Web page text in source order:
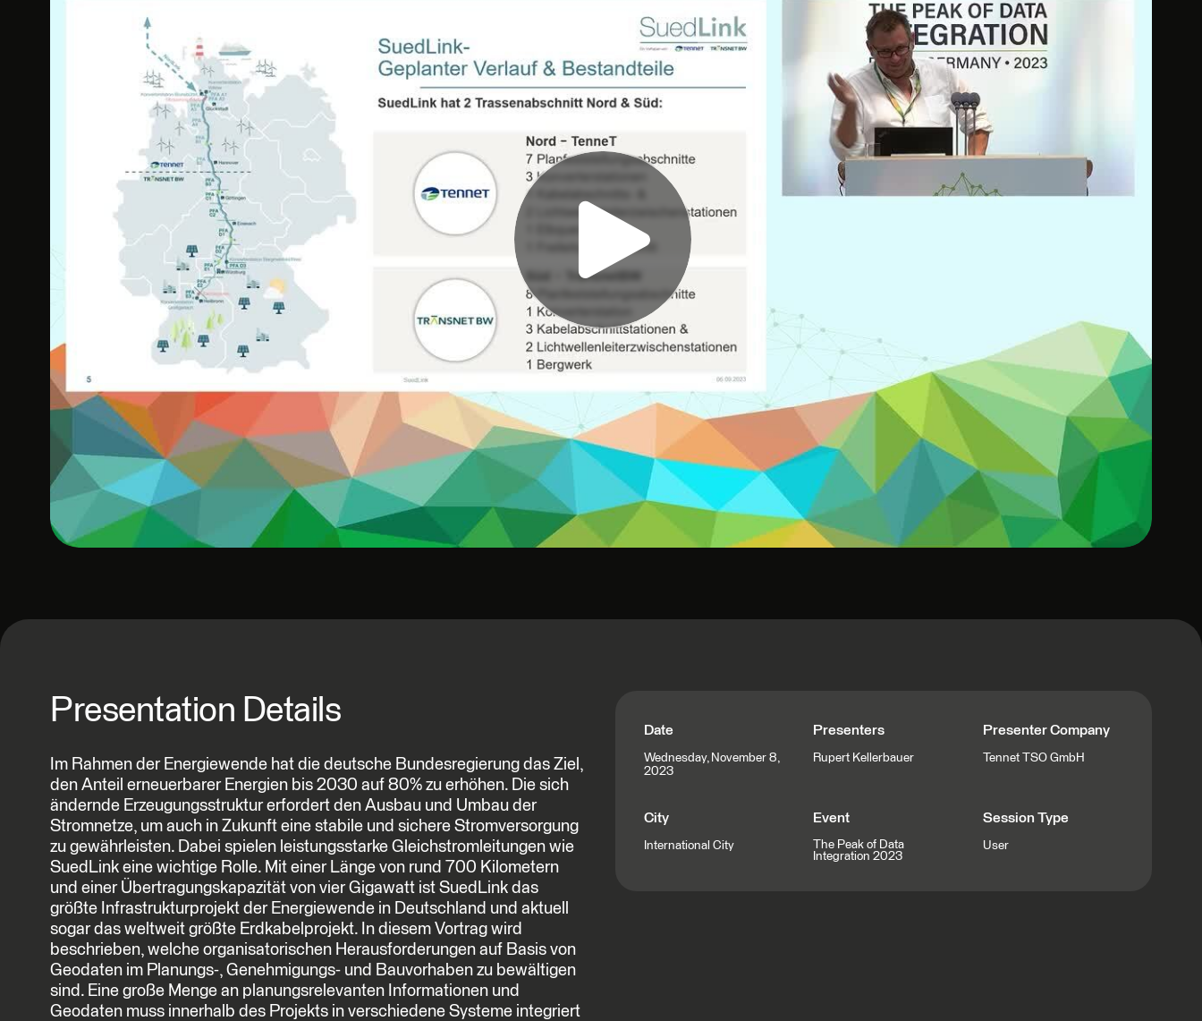
Date
Wednesday, November 8,
2023
Presenters
Rupert Kellerbauer
Presenter Company
Tennet TSO GmbH
City
International City
Event
The Peak of Data
Integration 2023
Session Type
User
Presentation Details
Im Rahmen der Energiewende hat die deutsche Bundesregierung das Ziel,
den Anteil erneuerbarer Energien bis 2030 auf 80% zu erhöhen. Die sich
ändernde Erzeugungsstruktur erfordert den Ausbau und Umbau der
Stromnetze, um auch in Zukunft eine stabile und sichere Stromversorgung
zu gewährleisten. Dabei spielen leistungsstarke Gleichstromleitungen wie
SuedLink eine wichtige Rolle. Mit einer Länge von rund 700 Kilometern
und einer Übertragungskapazität von vier Gigawatt ist SuedLink das
größte Infrastrukturprojekt der Energiewende in Deutschland und aktuell
sogar das weltweit größte Erdkabelprojekt. In diesem Vortrag wird
beschrieben, welche organisatorischen Herausforderungen auf Basis von
Geodaten im Planungs-, Genehmigungs- und Bauvorhaben zu bewältigen
sind. Eine große Menge an planungsrelevanten Informationen und
Geodaten muss innerhalb des Projekts in verschiedene Systeme integriert